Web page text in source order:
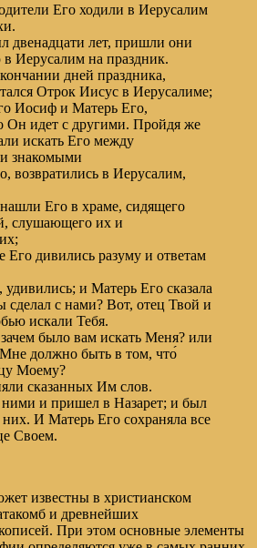
Его ходили в Иерусалим
двенадцати лет, пришли они
Иерусалим на праздник.
дней праздника,
Отрок Иисус в Иерусалиме;
Иосиф и Матерь Его,
Он идет с другими. Пройдя же
искать Его между
знакомыми
возвратились в Иерусалим,
Его в храме, сидящего
слушающего их и
Его дивились разуму и ответам
и Матерь Его сказала
с нами? Вот, отец Твой и
искали Тебя.
было вам искать Меня? или
должно быть в том, что́
Моему?
сказанных Им слов.
и пришел в Назарет; и был
И Матерь Его сохраняла все
Своем.
известны в христианском
и древнейших
При этом основные элементы